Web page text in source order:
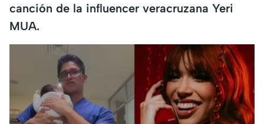
canción de la influencer veracruzana Yeri
MUA.